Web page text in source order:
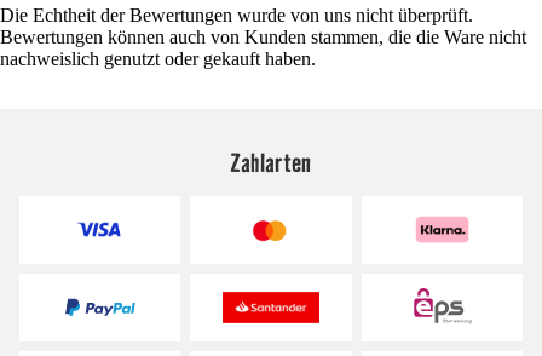
Die Echtheit der Bewertungen wurde von uns nicht überprüft.
Bewertungen können auch von Kunden stammen, die die Ware nicht
nachweislich genutzt oder gekauft haben.
Zahlarten